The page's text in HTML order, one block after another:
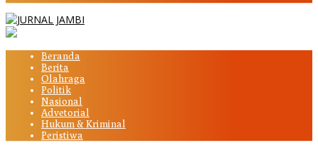
Beranda
Berita
Olahraga
Politik
Nasional
Advetorial
Hukum & Kriminal
Peristiwa